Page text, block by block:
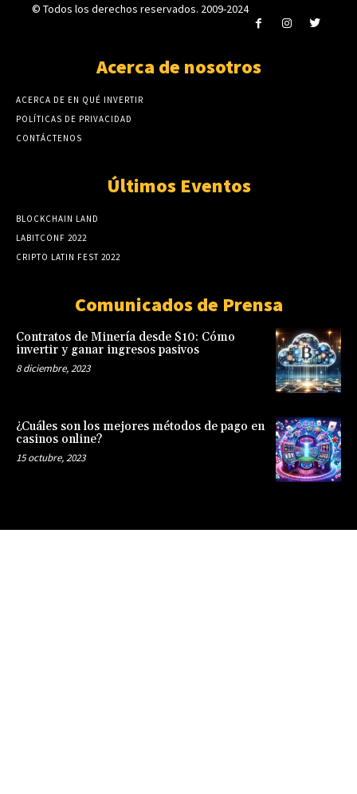
© Todos los derechos reservados. 2009-2024
Acerca de nosotros
ACERCA DE EN QUÉ INVERTIR
POLÍTICAS DE PRIVACIDAD
CONTÁCTENOS
Últimos Eventos
BLOCKCHAIN LAND
LABITCONF 2022
CRIPTO LATIN FEST 2022
Comunicados de Prensa
Contratos de Minería desde $10: Cómo
invertir y ganar ingresos pasivos
8 diciembre, 2023
¿Cuáles son los mejores métodos de pago en
casinos online?
15 octubre, 2023